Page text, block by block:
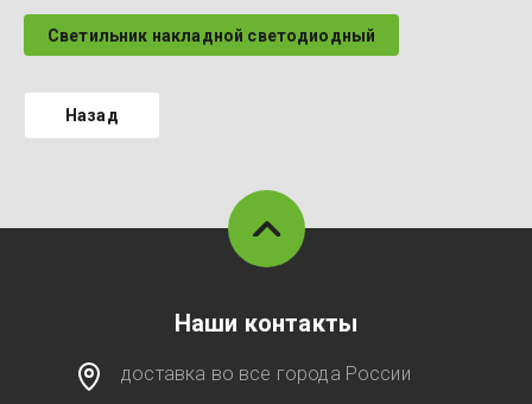
Светильник накладной светодиодный
Назад
Наши контакты
доставка во все города России